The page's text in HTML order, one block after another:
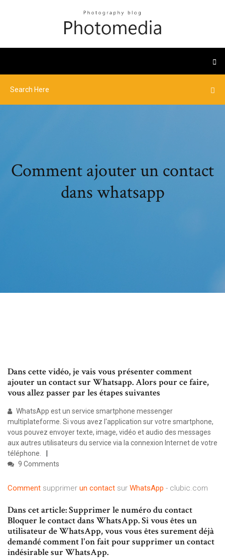
Comment ajouter un contact
dans whatsapp
Dans cette vidéo, je vais vous présenter comment
ajouter un contact sur Whatsapp. Alors pour ce faire,
vous allez passer par les étapes suivantes
WhatsApp est un service smartphone messenger
multiplateforme. Si vous avez l'application sur votre smartphone,
vous pouvez envoyer texte, image, vidéo et audio des messages
aux autres utilisateurs du service via la connexion Internet de votre
téléphone.
9 Comments
Comment supprimer un contact sur WhatsApp - clubic.com
Dans cet article: Supprimer le numéro du contact
Bloquer le contact dans WhatsApp. Si vous êtes un
utilisateur de WhatsApp, vous vous êtes surement déjà
demandé comment l'on fait pour supprimer un contact
indésirable sur WhatsApp.